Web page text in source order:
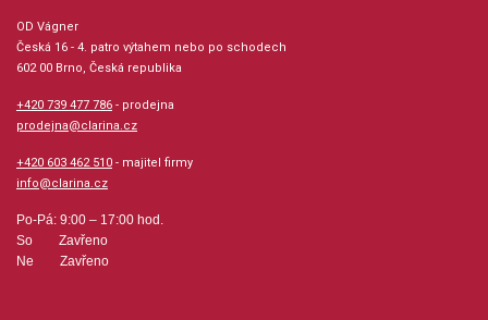
OD Vágner
Česká 16 - 4. patro výtahem nebo po schodech
602 00 Brno, Česká republika
+420 739 477 786 - prodejna
prodejna@clarina.cz
+420 603 462 510 - majitel firmy
info@clarina.cz
Po-Pá: 9:00 – 17:00 hod.
So Zavřeno
Ne Zavřeno